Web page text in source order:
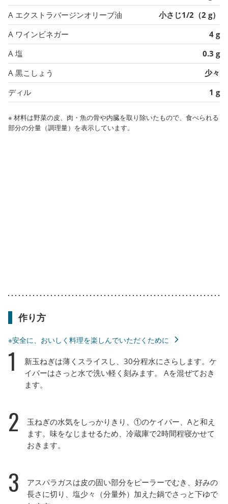
A エクストラバージンオリーブ油
小さじ1/2（2 g）
A ワインビネガー
4 g
A 塩
0.3 g
A 黒こしょう
少々
ディル
1 g
※ 材料は野菜の皮、肉・魚の骨や内臓を取り除いたもので、食べられる
部分の分量（調理量）を表示しています。
作り方
※安全に、おいしく料理を楽しんでいただくために
1
新玉ねぎは薄くスライスし、30分程水にさらします。ケ
イパーはさっと水で洗い軽く刻みます。 Aを混ぜておき
ます。
2
玉ねぎの水気をしっかりきり、①のケイパー、Aと和え
ます。味をなじませるため、冷蔵庫で2時間程寝かせて
おきます。
3
アスパラガスは皮の固い部分をピーラーでむき、好みの
長さに切り、塩少々（分量外）加えた鍋でさっと下ゆで